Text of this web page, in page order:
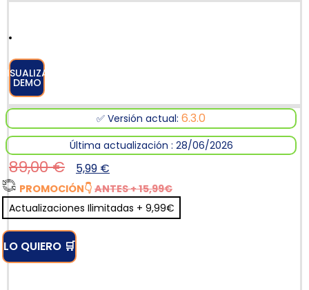
VISUALIZAR
DEMO
✅ Versión actual: 6.3.0
Última actualización : 28/06/2026
89,00€ 5,99 €
PROMOCIÓN👇 ANTES + 15,99€
Actualizaciones Ilimitadas + 9,99€
LO QUIERO 🛒